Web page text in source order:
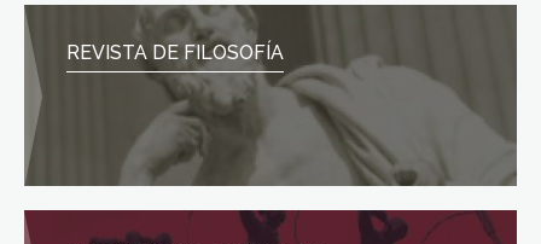
REVISTA DE FILOSOFÍA